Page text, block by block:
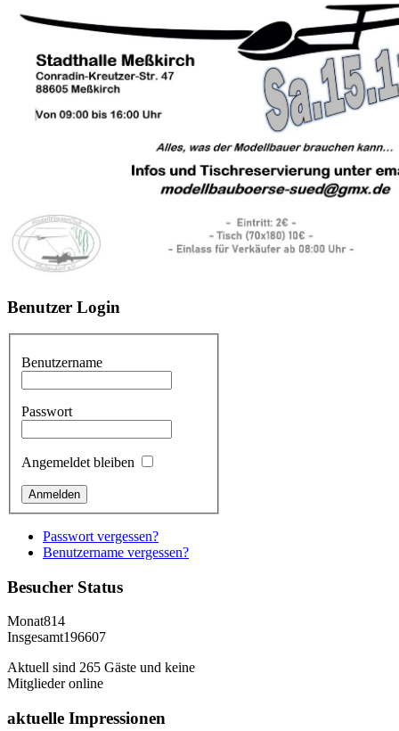
Benutzer Login
Benutzername
Passwort
Angemeldet bleiben
Passwort vergessen?
Benutzername vergessen?
Besucher Status
Monat814
Insgesamt196607
Aktuell sind 265 Gäste und keine
Mitglieder online
aktuelle Impressionen